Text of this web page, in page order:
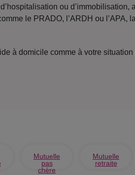
ou d’immobilisation,
le PRADO, l’ARDH ou l’APA,
à domicile comme à votre
Mutuelle
pas
chère
Mutuelle
retraite